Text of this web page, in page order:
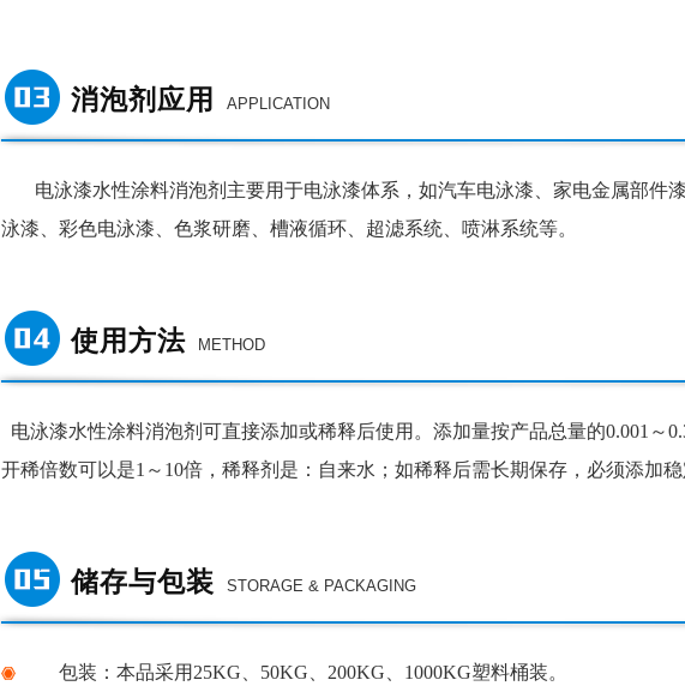
消泡剂应用 APPLICATION
电泳漆水性涂料消泡剂 主要用于电泳漆体系 ， 如汽车电泳漆、家电金属部件
泳漆、彩色电泳漆、色浆研磨、槽液循环、超滤系统、喷淋系统等。
使用方法 METHOD
电泳漆水性涂料消泡剂 可直接添加或稀释后使用。添加量按产品总量的0.001 ～0
开稀倍数可以是1～10倍，稀释剂是：自来水；如稀释后需长期保存，必须添加
储存与包装 STORAGE & PACKAGING
包装： 本品采用 25KG、50KG、 200KG、1000KG塑料桶装。